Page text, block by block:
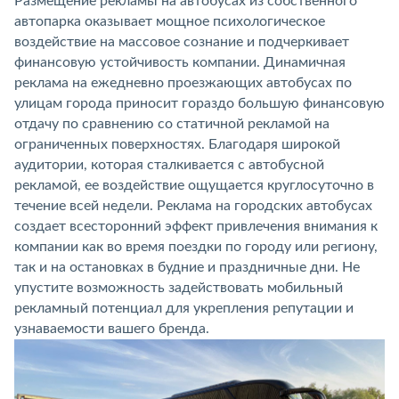
автопарка оказывает мощное психологическое
воздействие на массовое сознание и подчеркивает
финансовую устойчивость компании. Динамичная
реклама на ежедневно проезжающих автобусах по
улицам города приносит гораздо большую финансовую
отдачу по сравнению со статичной рекламой на
ограниченных поверхностях. Благодаря широкой
аудитории, которая сталкивается с автобусной
рекламой, ее воздействие ощущается круглосуточно в
течение всей недели. Реклама на городских автобусах
создает всесторонний эффект привлечения внимания к
компании как во время поездки по городу или региону,
так и на остановках в будние и праздничные дни. Не
упустите возможность задействовать мобильный
рекламный потенциал для укрепления репутации и
узнаваемости вашего бренда.